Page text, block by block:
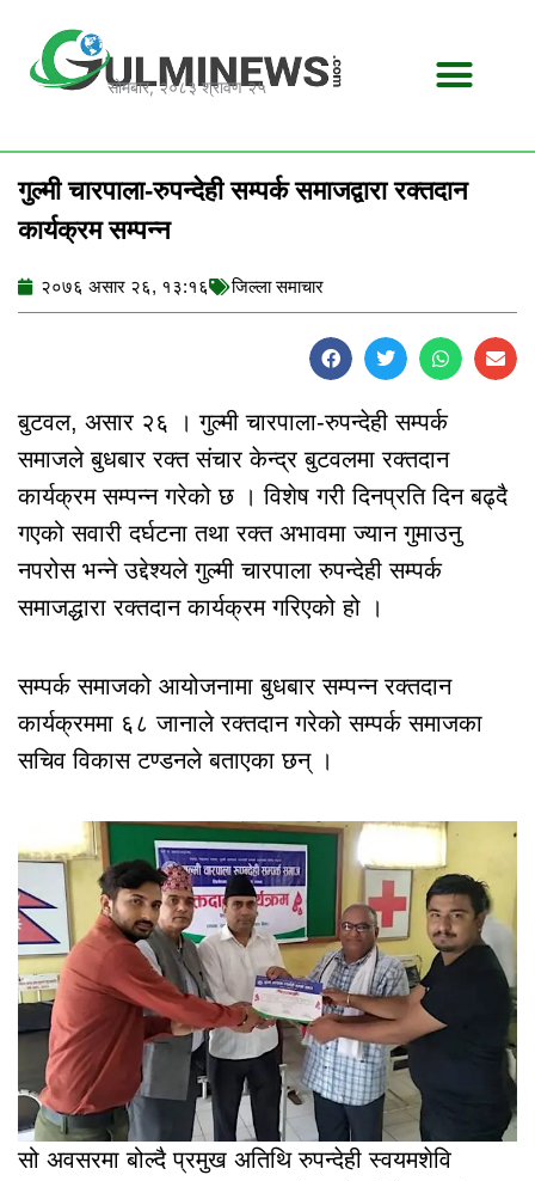
content
सोमबार, २०८३ श्रावण २५
गुल्मी चारपाला-रुपन्देही सम्पर्क समाजद्वारा रक्तदान
कार्यक्रम सम्पन्न
२०७६ असार २६, १३:१६ जिल्ला समाचार
बुटवल, असार २६ । गुल्मी चारपाला-रुपन्देही सम्पर्क
समाजले बुधबार रक्त संचार केन्द्र बुटवलमा रक्तदान
कार्यक्रम सम्पन्न गरेको छ । विशेष गरी दिनप्रति दिन बढ्दै
गएको सवारी दर्घटना तथा रक्त अभावमा ज्यान गुमाउनु
नपरोस भन्ने उद्देश्यले गुल्मी चारपाला रुपन्देही सम्पर्क
समाजद्धारा रक्तदान कार्यक्रम गरिएको हो ।
सम्पर्क समाजको आयोजनामा बुधबार सम्पन्न रक्तदान
कार्यक्रममा ६८ जानाले रक्तदान गरेको सम्पर्क समाजका
सचिव विकास टण्डनले बताएका छन् ।
सो अवसरमा बोल्दै प्रमुख अतिथि रुपन्देही स्वयमशेवि